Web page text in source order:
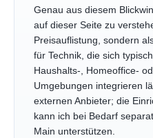
Genau aus diesem
auf dieser Seite zu
Preisauflistung, sondern
für Technik, die sich
Haushalts-, Homeoffice-
Umgebungen integrieren
externen Anbieter; die
kann ich bei Bedarf
Main unterstützen.